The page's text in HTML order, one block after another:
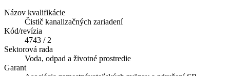
Názov kvalifikácie
Čistič kanalizačných zariadení
Kód/revízia
4743 / 2
Sektorová rada
Voda, odpad a životné prostredie
Garant